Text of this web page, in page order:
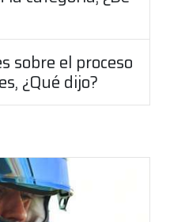
sobre el proceso
¿Qué dijo?